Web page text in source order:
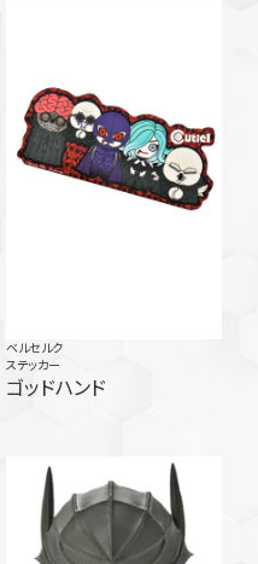
ベルセルク
ステッカー
ゴッドハンド